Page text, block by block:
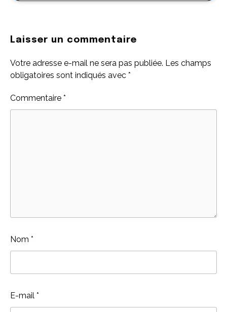
Laisser un commentaire
Votre adresse e-mail ne sera pas publiée. Les champs
obligatoires sont indiqués avec *
Commentaire *
Nom *
E-mail *